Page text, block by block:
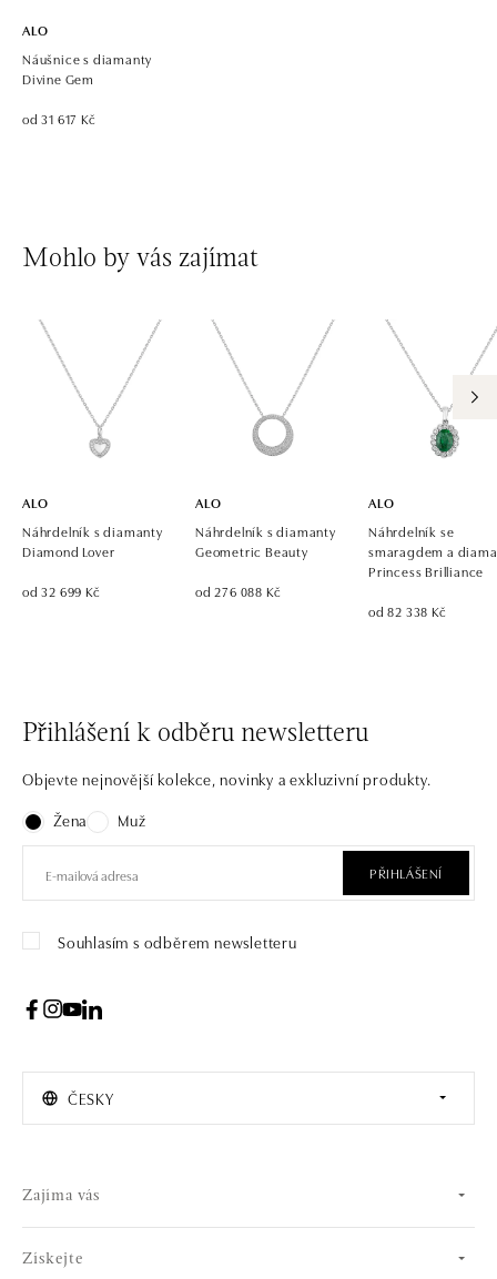
ALO
Náušnice s diamanty
Divine Gem
od 31 617 Kč
Mohlo by vás zajímat
ALO
Náhrdelník s diamanty
Diamond Lover
od 32 699 Kč
ALO
Náhrdelník s diamanty
Geometric Beauty
od 276 088 Kč
ALO
Náhrdelník se
smaragdem a
Princess Brilliance
od 82 338 Kč
Přihlášení k odběru newsletteru
Objevte nejnovější kolekce, novinky a exkluzivní produkty.
Žena
Muž
PŘIHLÁŠENÍ
Souhlasím s odběrem newsletteru
ČESKY
Zajíma vás
Získejte